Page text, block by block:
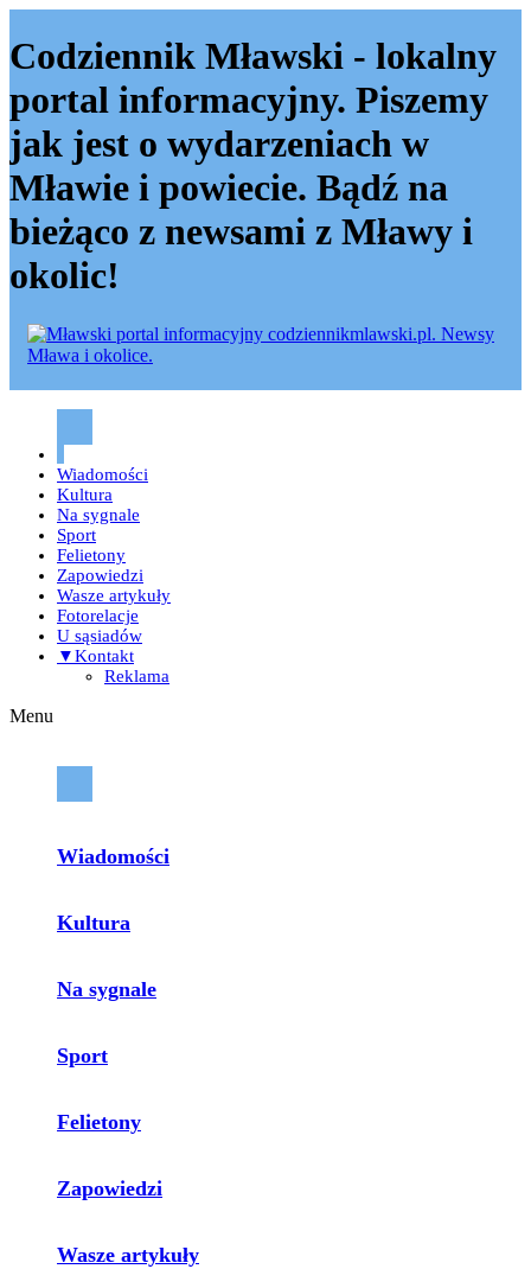
Codziennik Mławski - lokalny
portal informacyjny. Piszemy
jak jest o wydarzeniach w
Mławie i powiecie. Bądź na
bieżąco z newsami z Mławy i
okolic!
Codziennik mławski – Mława
Wiadomości
Kultura
Na sygnale
Sport
Felietony
Zapowiedzi
Wasze artykuły
Fotorelacje
U sąsiadów
▼Kontakt
Reklama
Menu
Wiadomości
Kultura
Na sygnale
Sport
Felietony
Zapowiedzi
Wasze artykuły